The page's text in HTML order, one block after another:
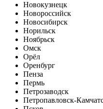
Новокузнецк
Новороссийск
Новосибирск
Норильск
Ноябрьск
Омск
Орёл
Оренбург
Пенза
Пермь
Петрозаводск
Петропавловск-